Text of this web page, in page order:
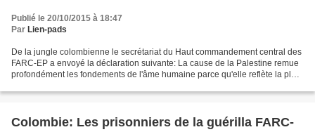
Publié le 20/10/2015 à 18:47
Par Lien-pads
De la jungle colombienne le secrétariat du Haut commandement central des
FARC-EP a envoyé la déclaration suivante: La cause de la Palestine remue
profondément les fondements de l'âme humaine parce qu'elle reflète la plus
Colombie: Les prisonniers de la guérilla FARC-